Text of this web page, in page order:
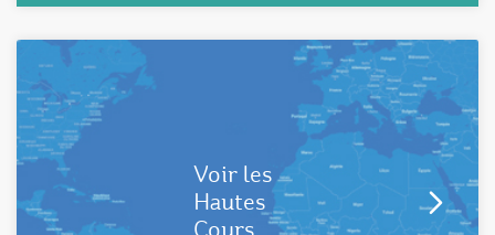
Voir les
Hautes
Cours